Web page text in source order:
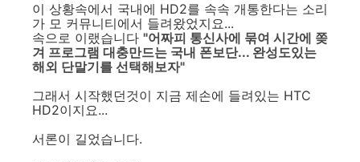
이 상황속에서 국내에 HD2를 속속 개통한다는 소리
가 모 커뮤니티에서 들려왔었지요...
속으로 이랬습니다 "어짜피 통신사에 묶여 시간에 쫒
겨 프로그램 대충만드는 국내 폰보단... 완성도있는
해외 단말기를 선택해보자"
그래서 시작했던것이 지금 제손에 들려있는 HTC
HD2이지요...
서론이 길었습니다.